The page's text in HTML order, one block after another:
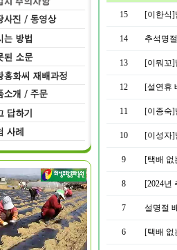
15 [이한식]
14 추석명
13 [이뭐꼬]
12 [설연휴
11 [이종숙]
10 [이성자]
9 [택배 없
8 [2024년
7 설명절
6 [택배 없